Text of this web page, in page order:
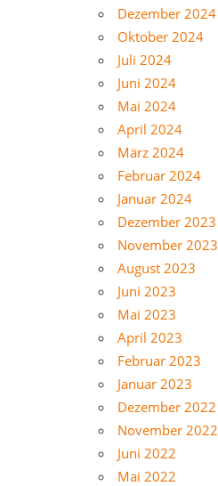
Dezember 2024
Oktober 2024
Juli 2024
Juni 2024
Mai 2024
April 2024
März 2024
Februar 2024
Januar 2024
Dezember 2023
November 2023
August 2023
Juni 2023
Mai 2023
April 2023
Februar 2023
Januar 2023
Dezember 2022
November 2022
Juni 2022
Mai 2022